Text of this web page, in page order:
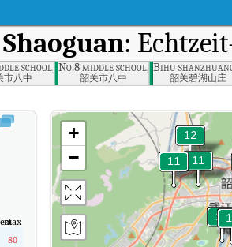
:
school, Shaoguan
市八中
No.8 middle school, Shaoguan
韶关市八中
Bihu
韶关碧湖山庄
(AQI).
max
80
+
−